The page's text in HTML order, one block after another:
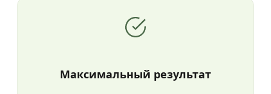
Максимальный результат